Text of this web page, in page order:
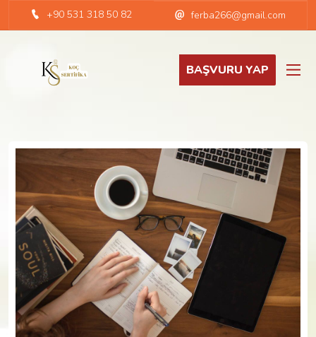
+90 531 318 50 82 ferba266@gmail.com
BAŞVURU YAP